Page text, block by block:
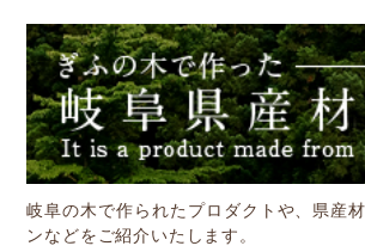
岐阜の木で作られたプロダクトや、県産
ンなどをご紹介いたします。